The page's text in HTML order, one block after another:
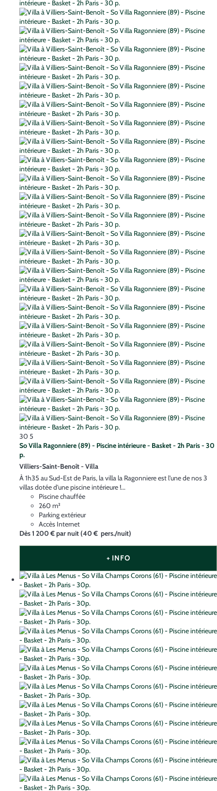
30 5
So Villa Ragonniere (89) - Piscine intérieure - Basket - 2h Paris - 30
p.
Villiers-Saint-Benoît - Villa
À 1h35 au Sud-Est de Paris, la villa la Ragonniere est l'une de nos 3
villas dotée d'une piscine intérieure !...
Piscine chauffée
260 m²
Parking extérieur
Accès Internet
Dès1 200 €par nuit(40 € pers./nuit)
+ INFO